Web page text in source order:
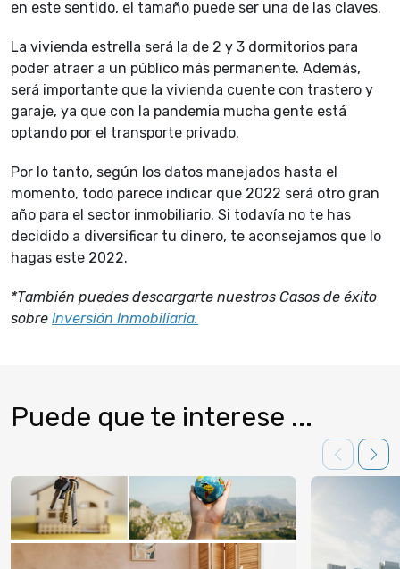
en este sentido, el tamaño puede ser una de las claves.
La vivienda estrella será la de 2 y 3 dormitorios para
poder atraer a un público más permanente. Además,
será importante que la vivienda cuente con trastero y
garaje, ya que con la pandemia mucha gente está
optando por el transporte privado.
Por lo tanto, según los datos manejados hasta el
momento, todo parece indicar que 2022 será otro gran
año para el sector inmobiliario. Si todavía no te has
decidido a diversificar tu dinero, te aconsejamos que lo
hagas este 2022.
*También puedes descargarte nuestros Casos de éxito
sobre Inversión Inmobiliaria.
Puede que te interese ...